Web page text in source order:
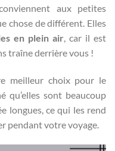
aux petites
chose de différent. Elles
en plein air, car il est
traîne derrière vous !
meilleur choix pour le
qu’elles sont beaucoup
longues, ce qui les rend
pendant votre voyage.